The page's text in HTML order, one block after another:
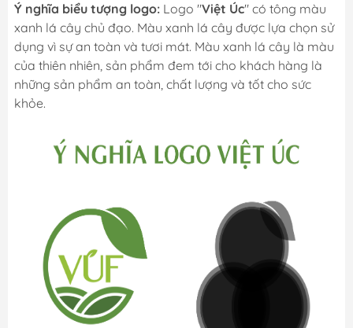
Ý nghĩa biểu tượng logo: Logo "Việt Úc" có tông màu
xanh lá cây chủ đạo. Màu xanh lá cây được lựa chọn sử
dụng vì sự an toàn và tươi mát. Màu xanh lá cây là màu
của thiên nhiên, sản phẩm đem tới cho khách hàng là
những sản phẩm an toàn, chất lượng và tốt cho sức
khỏe.